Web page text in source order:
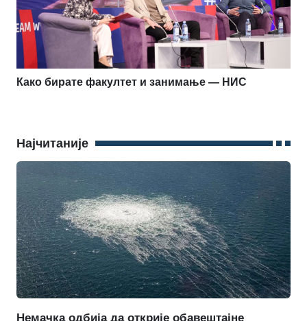
Како бирате факултет и занимање — НИС
Најчитаније
Немачка одбија да открије обавештајне